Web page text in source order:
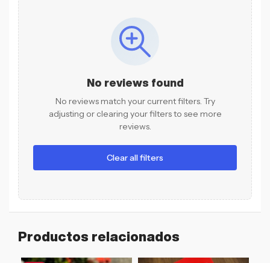
No reviews found
No reviews match your current filters. Try
adjusting or clearing your filters to see more
reviews.
Clear all filters
Productos relacionados